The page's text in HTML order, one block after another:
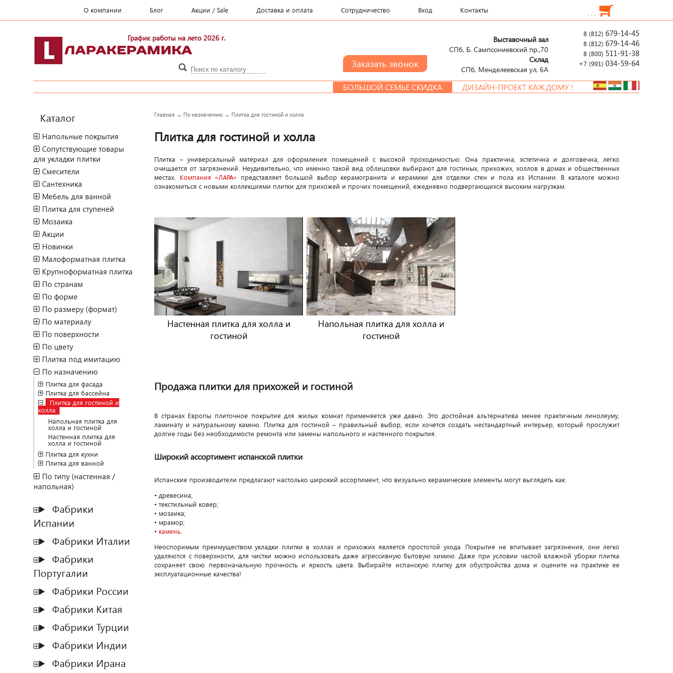
О компании Блог Акции / Sale Доставка и оплата Сотрудничество Вход Контакты . . .
График работы на лето 2026 г. 8 (812) 679-14-45
8 (812) 679-14-46
8 (800) 511-91-38
+7 (991) 034-59-64
Выставочный зал
СПб, Б. Сампсониевский пр.,70
Склад
СПб, Менделеевcкая ул, 6А
БОЛЬШОЙ СЕМЬЕ СКИДКА ДИЗАЙН-ПРОЕКТ КАЖДОМУ !
Каталог
Напольные покрытия
Сопутствующие товары
для укладки плитки
Смесители
Сантехника
Мебель для ванной
Плитка для ступеней
Мозаика
Акции
Новинки
Малоформатная плитка
Крупноформатная плитка
По странам
По форме
По размеру (формат)
По материалу
По поверхности
По цвету
Плитка под имитацию
По назначению
Плитка для фасада
Плитка для бассейна
Плитка для гостиной и
холла
Напольная плитка для
холла и гостиной
Настенная плитка для
холла и гостиной
Плитка для кухни
Плитка для ванной
По типу (настенная /
напольная)
Фабрики
Испании
Фабрики Италии
Фабрики
Португалии
Фабрики России
Фабрики Китая
Фабрики Турции
Фабрики Индии
Фабрики Ирана
Главная → По назначению → Плитка для гостиной и холла
Плитка для гостиной и холла
Плитка – универсальный материал для оформления помещений с высокой проходимостью. Она практична, эстетична и долговечна, легко
очищается от загрязнений. Неудивительно, что именно такой вид облицовки выбирают для гостиных, прихожих, холлов в домах и общественных
местах. Компания «ЛАРА» представляет большой выбор керамогранита и керамики для отделки стен и пола из Испании. В каталоге можно
ознакомиться с новыми коллекциями плитки для прихожей и прочих помещений, ежедневно подвергающихся высоким нагрузкам.
Настенная плитка для холла и
гостиной
Напольная плитка для холла и
гостиной
Продажа плитки для прихожей и гостиной
В странах Европы плиточное покрытие для жилых комнат применяется уже давно. Это достойная альтернатива менее практичным линолеуму,
ламинату и натуральному камню. Плитка для гостиной – правильный выбор, если хочется создать нестандартный интерьер, который прослужит
долгие годы без необходимости ремонта или замены напольного и настенного покрытия.
Широкий ассортимент испанской плитки
Испанские производители предлагают настолько широкий ассортимент, что визуально керамические элементы могут выглядеть как:
• древесина;
• текстильный ковер;
• мозаика;
• мрамор;
• камень.
Неоспоримым преимуществом укладки плитки в холлах и прихожих является простотой ухода. Покрытие не впитывает загрязнения, они легко
удаляются с поверхности, для чистки можно использовать даже агрессивную бытовую химию. Даже при условии частой влажной уборки плитка
сохраняет свою первоначальную прочность и яркость цвета. Выбирайте испанскую плитку для обустройства дома и оцените на практике ее
эксплуатационные качества!